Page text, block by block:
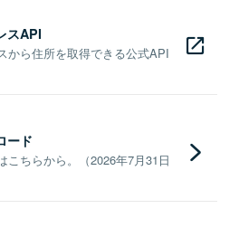
スAPI
から住所を取得できる公式API
ード
こちらから。（2026年7月31日